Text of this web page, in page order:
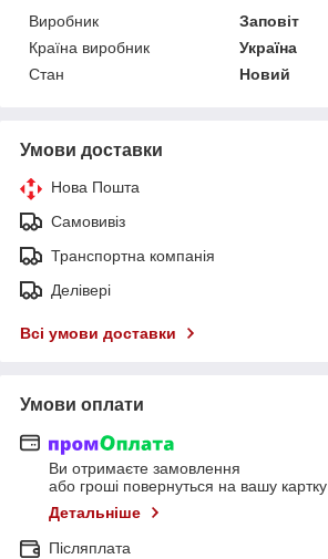
Виробник
Заповіт
Країна виробник
Україна
Стан
Новий
Умови доставки
Нова Пошта
Самовивіз
Транспортна компанія
Делівері
Всі умови доставки
Умови оплати
Ви отримаєте замовлення
або гроші повернуться на вашу картку
Детальніше
Післяплата